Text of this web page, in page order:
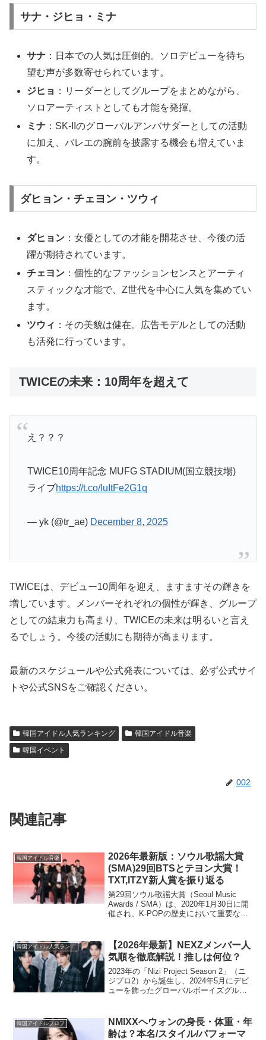
サナ・ジヒョ・ミナ
サナ ：日本での人気は圧倒的。ソロデビューを待ち
望む声が多数寄せられています。
ジヒョ ：リーダーとしてグループをまとめながら、
ソロアーティストとしても才能を発揮。
ミナ ：SK-IIのグローバルアンバサダーとしての活動
に加え、バレエの腕前を披露する機会も増えていま
す。
ダヒョン・チェヨン・ツウィ
ダヒョン ：女優としての才能を開花させ、今後の活
躍が期待されています。
チェヨン ：個性的なファッションセンスとアーティ
スティックな才能で、Z世代を中心に人気を集めてい
ます。
ツウィ ：その美貌は健在。広告モデルとしての活動
も活発に行っています。
TWICEの未来：10周年を超えて
え？？？
TWICE10周年記念 MUFG STADIUM(国立競技場)
ライブhttps://t.co/IuItFe2G1q
— yk (@tr_ae) December 8, 2025
TWICEは、デビュー10周年を迎え、ますますその輝きを
増しています。メンバーそれぞれの個性が輝き、グループ
としての結束力も高まり、TWICEの未来は明るいと言え
るでしょう。今後の活動にも期待が高まります。
最新のスケジュールや公式発表については、必ず公式サイ
トや公式SNSをご確認ください。
韓国アイドル人気ランキング
韓国アイドル音楽
韓国イベント
002
関連記事
韓国アイドル音楽
2026年最新版：ソウル歌謡大賞
(SMA)29回BTSとテヨン大賞！
TXT,ITZY新人賞を振り返る
第29回ソウル歌謡大賞（Seoul Music
Awards / SMA）は、2020年1月30日に開
催され、K-POPの歴史において重要な転
いった第4世代アイ...
韓国アイドル人気ランキング
【2026年最新】NEXZメンバー人
気順を徹底解説！推しは何位？
2023年の「Nizi Project Season 2」（ニ
ジプロ2）から誕生し、2024年5月にデビ
ューを飾ったグローバルボーイズグルー
のファンを魅了し続けていま...
韓国アイドルプロフ
NMIXXヘウォンの身長・体重・年
齢は？本名/スタイル/パフォーマ